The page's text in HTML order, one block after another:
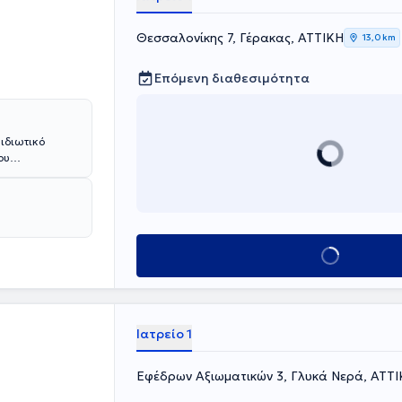
και
τις
της Κλινικής
Θεσσαλονίκης 7, Γέρακας, ΑΤΤΙΚΗ 13,0 km
Επόμενη διαθεσιμότητα
Κλείσε ραντεβού
Ιατρείο 1
Εφέδρων Αξιωματικών 3, Γλυκά Νερά,